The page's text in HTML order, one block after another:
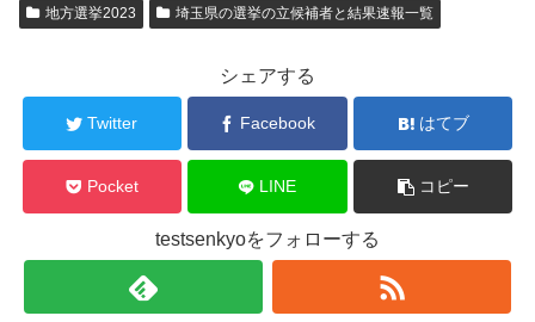
地方選挙2023 埼玉県の選挙の立候補者と結果速報一覧
シェアする
Twitter Facebook はてブ
Pocket LINE コピー
testsenkyoをフォローする